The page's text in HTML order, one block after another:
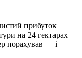
прибуток
на 24 гектарах
порахував — і